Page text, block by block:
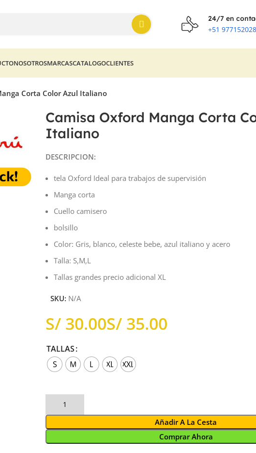
24/7 en
+51 977152028
NOSOTROSMARCASCATALOGOCLIENTES
Corta Color Azul Italiano
Camisa Oxford Manga Corta
Italiano
DESCRIPCION:
tela Oxford Ideal para trabajos de supervisión
Manga corta
Cuello camisero
bolsillo
Color: Gris, blanco, celeste bebe, azul italiano y acero
Talla: S,M,L
Tallas grandes precio adicional XL
SKU: N/A
S/ S/
TALLAS
S
M L XL XXL
Añadir A La Cesta
Comprar Ahora